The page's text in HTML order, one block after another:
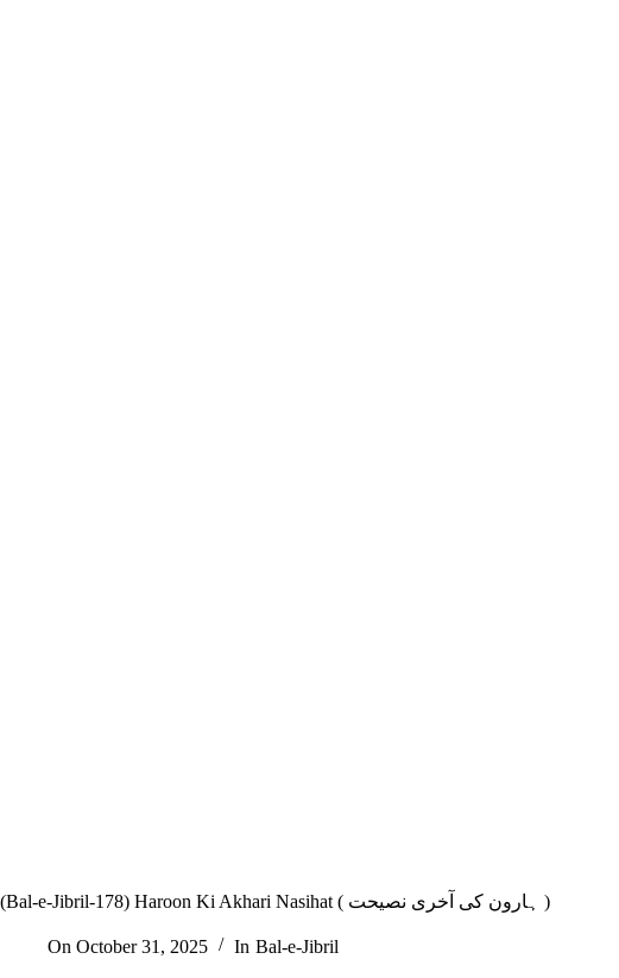
(Bal-e-Jibril-178) Haroon Ki Akhari Nasihat ( ہارون کی آخری نصیحت )
On October 31, 2025 In Bal-e-Jibril